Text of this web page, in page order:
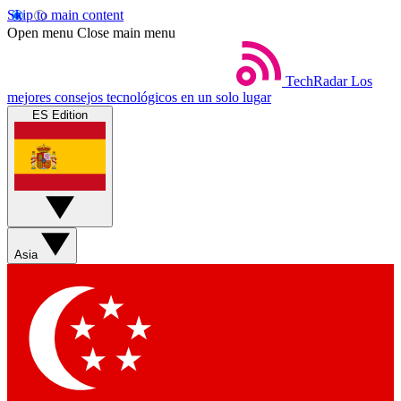
Skip to main content
Open menu Close main menu
TechRadar Los
mejores consejos tecnológicos en un solo lugar
ES Edition
Asia